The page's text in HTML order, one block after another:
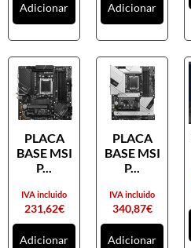
Adicionar Adicionar
PLACA
BASE MSI
P...
231,62€
IVA incluido
Adicionar
PLACA
BASE MSI
P...
340,87€
IVA incluido
Adicionar